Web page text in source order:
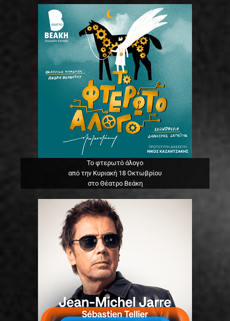
Το φτερωτό άλογο
από την Κυριακή 18 Οκτωβρίου
στο Θέατρο Βεάκη